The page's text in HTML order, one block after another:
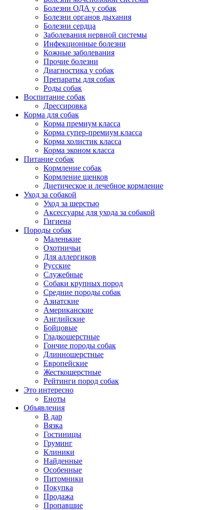
Болезни ОДА у собак
Болезни органов дыхания
Болезни сердца
Заболевания нервной системы
Инфекционные болезни
Кожные заболевания
Прочие болезни
Диагностика у собак
Препараты для собак
Роды собак
Воспитание собак
Дрессировка
Корма для собак
Корма премиум класса
Корма супер-премиум класса
Корма холистик класса
Корма эконом класса
Питание собак
Кормление собак
Кормление щенков
Диетическое и лечебное кормление
Уход за собакой
Уход за шерстью
Аксессуары для ухода за собакой
Гигиена
Породы собак
Маленькие
Охотничьи
Для аллергиков
Русские
Служебные
Собаки крупных пород
Средние породы собак
Азиатские
Американские
Английские
Бойцовые
Гладкошерстные
Гончие породы собак
Длинношерстные
Европейские
Жесткошерстные
Рейтинги пород собак
Это интересно
Еноты
Объявления
В дар
Вязка
Гостиницы
Груминг
Клиники
Найденные
Особенные
Питомники
Покупка
Продажа
Пропавшие